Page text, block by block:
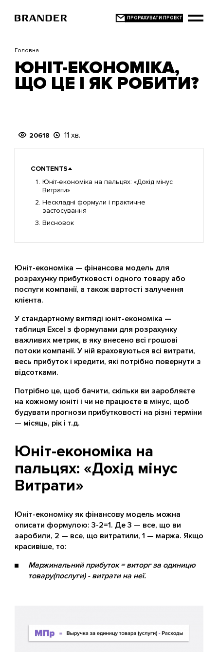
основного
Головна
ЮНІТ-ЕКОНОМІКА,
ЩО ЦЕ І ЯК РОБИТИ?
20618 11 хв.
CONTENTS
Юніт-економіка на пальцях: «Дохід мінус
Витрати»
Нескладні формули і практичне
застосування
Висновок
Юніт-економіка — фінансова модель для
розрахунку прибутковості одного товару або
послуги компанії, а також вартості залучення
клієнта.
У стандартному вигляді юніт-економіка —
таблиця Excel з формулами для розрахунку
важливих метрик, в яку внесено всі грошові
потоки компанії. У ній враховуються всі витрати,
весь прибуток і кредити, які потрібно повернути з
відсотками.
Потрібно це, щоб бачити, скільки ви заробляєте
на кожному юніті і чи не працюєте в мінус, щоб
будувати прогнози прибутковості на різні терміни
— місяць, рік і т.д.
Юніт-економіка на
пальцях: «Дохід мінус
Витрати»
Юніт-економіку як фінансову модель можна
описати формулою: 3-2=1. Де 3 — все, що ви
заробили, 2 — все, що витратили, 1 — маржа. Якщо
красивіше, то:
Маржинальний прибуток = виторг за одиницю
товару(послуги) - витрати на неї.